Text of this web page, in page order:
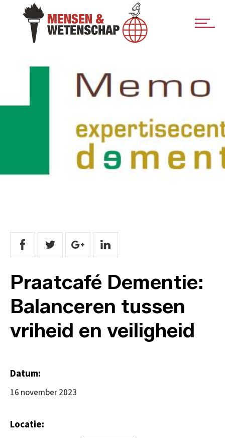
Praatcafé Dementie:
Balanceren tussen
vriheid en veiligheid
Datum:
16 november 2023
Locatie: